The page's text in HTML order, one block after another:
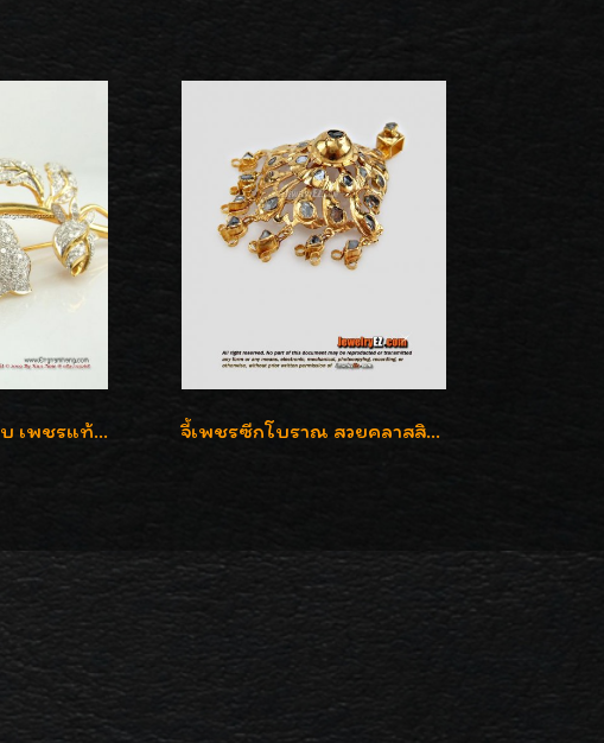
เข็มกลัดดอกกุหลาบ เพชรแท้เบลเยี่ยมคัต งานปราณีตค่ะ จี้เพชรซีกโบราณ สวยคลาสสิก สภาพสมบูรณ์สุดๆค่ะ